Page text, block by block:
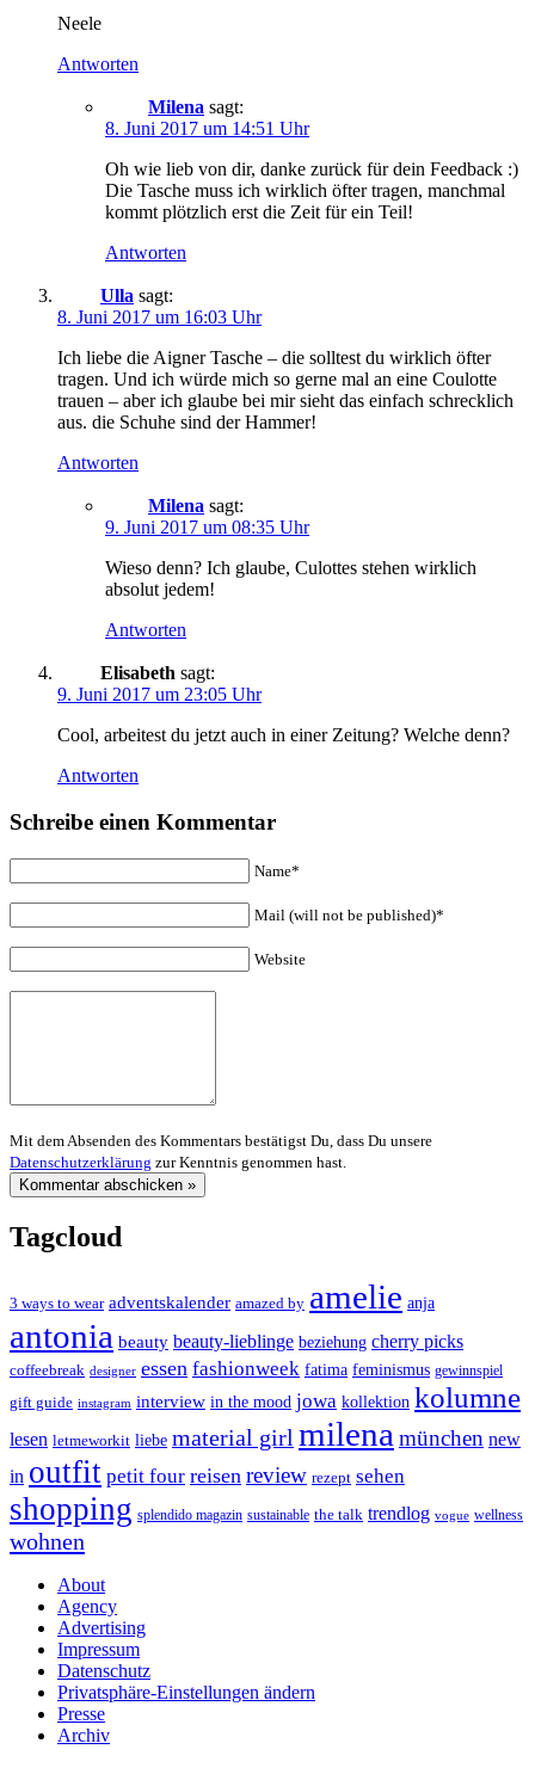
Neele
Antworten
Milena sagt:
8. Juni 2017 um 14:51 Uhr
Oh wie lieb von dir, danke zurück für dein Feedback :)
Die Tasche muss ich wirklich öfter tragen, manchmal
kommt plötzlich erst die Zeit für ein Teil!
Antworten
Ulla sagt:
8. Juni 2017 um 16:03 Uhr
Ich liebe die Aigner Tasche – die solltest du wirklich öfter
tragen. Und ich würde mich so gerne mal an eine Coulotte
trauen – aber ich glaube bei mir sieht das einfach schrecklich
aus. die Schuhe sind der Hammer!
Antworten
Milena sagt:
9. Juni 2017 um 08:35 Uhr
Wieso denn? Ich glaube, Culottes stehen wirklich
absolut jedem!
Antworten
Elisabeth sagt:
9. Juni 2017 um 23:05 Uhr
Cool, arbeitest du jetzt auch in einer Zeitung? Welche denn?
Antworten
Schreibe einen Kommentar
Name*
Mail (will not be published)*
Website
Mit dem Absenden des Kommentars bestätigst Du, dass Du unsere
Datenschutzerklärung zur Kenntnis genommen hast.
Tagcloud
3 ways to wear adventskalender amazed by amelie anja
antonia beauty beauty-lieblinge beziehung cherry picks
coffeebreak designer essen fashionweek fatima feminismus gewinnspiel
gift guide instagram interview in the mood jowa kollektion kolumne
lesen letmeworkit liebe material girl milena münchen new
in outfit petit four reisen review rezept sehen
shopping splendido magazin sustainable the talk trendlog vogue wellness
wohnen
About
Agency
Advertising
Impressum
Datenschutz
Privatsphäre-Einstellungen ändern
Presse
Archiv